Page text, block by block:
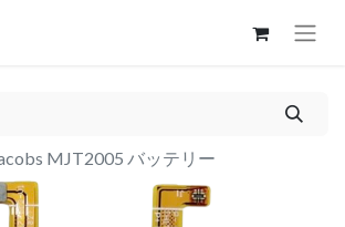
MJT2005 バッテリー